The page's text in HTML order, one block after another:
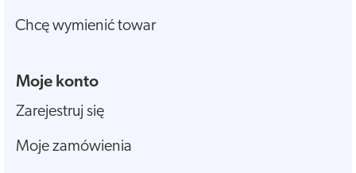
Chcę wymienić towar
Moje konto
Zarejestruj się
Moje zamówienia